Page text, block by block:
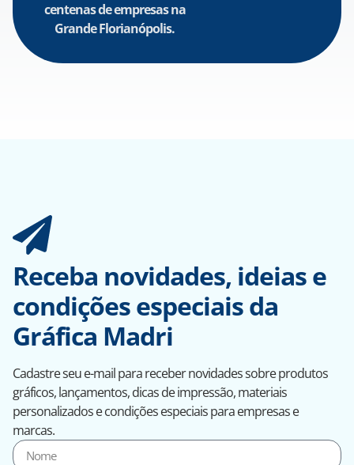
centenas de empresas na
Grande Florianópolis.
Receba novidades, ideias e
condições especiais da
Gráfica Madri
Cadastre seu e-mail para receber novidades sobre produtos
gráficos, lançamentos, dicas de impressão, materiais
personalizados e condições especiais para empresas e
marcas.